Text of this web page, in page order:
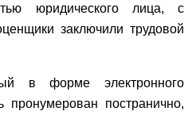
юридического лица, с
заключили трудовой
в форме электронного
пронумерован постранично,